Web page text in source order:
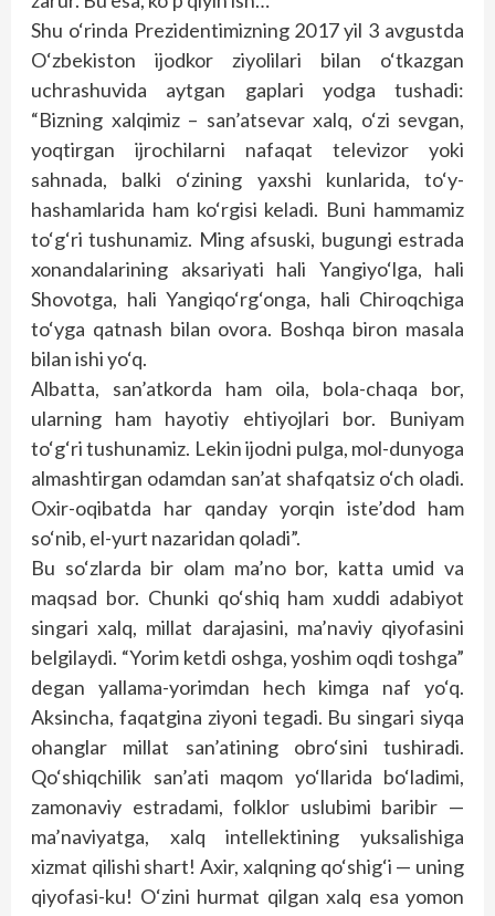
Shu o‘rinda Prezidentimizning 2017 yil 3 avgustda
O‘zbekiston ijodkor ziyolilari bilan o‘tkazgan
uchrashuvida aytgan gaplari yodga tushadi:
“Bizning xalqimiz – san’atsevar xalq, o‘zi sevgan,
yoqtirgan ijrochilarni nafaqat televizor yoki
sahnada, balki o‘zining yaxshi kunlarida, to‘y-
hashamlarida ham ko‘rgisi keladi. Buni hammamiz
to‘g‘ri tushunamiz. Ming afsuski, bugungi estrada
xonandalarining aksariyati hali Yangiyo‘lga, hali
Shovotga, hali Yangiqo‘rg‘onga, hali Chiroqchiga
to‘yga qatnash bilan ovora. Boshqa biron masala
bilan ishi yo‘q.
Albatta, san’atkorda ham oila, bola-chaqa bor,
ularning ham hayotiy ehtiyojlari bor. Buniyam
to‘g‘ri tushunamiz. Lekin ijodni pulga, mol-dunyoga
almashtirgan odamdan san’at shafqatsiz o‘ch oladi.
Oxir-oqibatda har qanday yorqin iste’dod ham
so‘nib, el-yurt nazaridan qoladi”.
Bu so‘zlarda bir olam ma’no bor, katta umid va
maqsad bor. Chunki qo‘shiq ham xuddi adabiyot
singari xalq, millat darajasini, ma’naviy qiyofasini
belgilaydi. “Yorim ketdi oshga, yoshim oqdi toshga”
degan yallama-yorimdan hech kimga naf yo‘q.
Aksincha, faqatgina ziyoni tegadi. Bu singari siyqa
ohanglar millat san’atining obro‘sini tushiradi.
Qo‘shiqchilik san’ati maqom yo‘llarida bo‘ladimi,
zamonaviy estradami, folklor uslubimi baribir —
ma’naviyatga, xalq intellektining yuksalishiga
xizmat qilishi shart! Axir, xalqning qo‘shig‘i — uning
qiyofasi-ku! O‘zini hurmat qilgan xalq esa yomon